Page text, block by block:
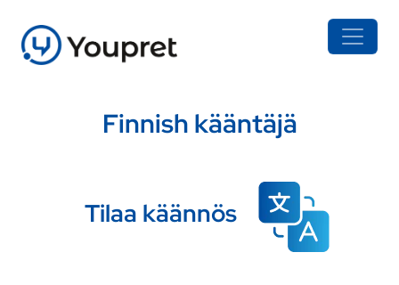
Finnish kääntäjä
Tilaa käännös